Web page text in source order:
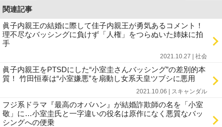
関連記事
眞子内親王の結婚に際して佳子内親王が勇気あるコメント！
理不尽なバッシングに負けず「人権」をつらぬいた姉妹に拍
手
2021.10.27 | 社会
眞子内親王をPTSDにした“小室圭さんバッシング”の差別的本
質！ 竹田恒泰は“小室嫌悪”を扇動し女系天皇ツブシに悪用
2021.10.06 | スキャンダル
フジ系ドラマ『最高のオバハン』が結婚詐欺師の名を「小室
敬」に…小室圭氏と一字違いの役名は原作になく悪質なバッ
シングへの便乗